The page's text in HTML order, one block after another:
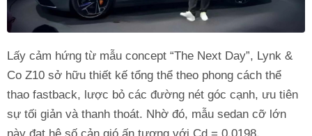
Lấy cảm hứng từ mẫu concept “The Next Day”, Lynk &
Co Z10 sở hữu thiết kế tổng thể theo phong cách thể
thao fastback, lược bỏ các đường nét góc cạnh, ưu tiên
sự tối giản và thanh thoát. Nhờ đó, mẫu sedan cỡ lớn